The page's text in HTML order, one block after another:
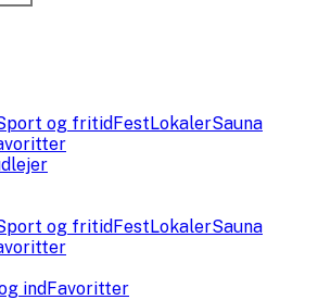
og fritidFestLokalerSauna
og fritidFestLokalerSauna
indFavoritter